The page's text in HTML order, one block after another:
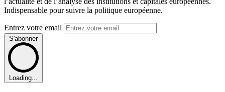
Indispensable pour suivre la politique européenne.
Entrez votre email
S'abonner
Loading...